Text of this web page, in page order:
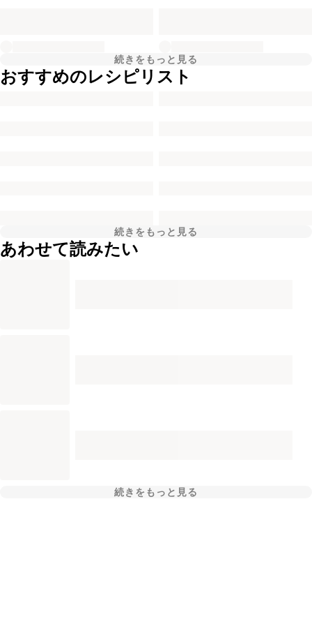
続きをもっと見る
おすすめのレシピリスト
続きをもっと見る
あわせて読みたい
続きをもっと見る